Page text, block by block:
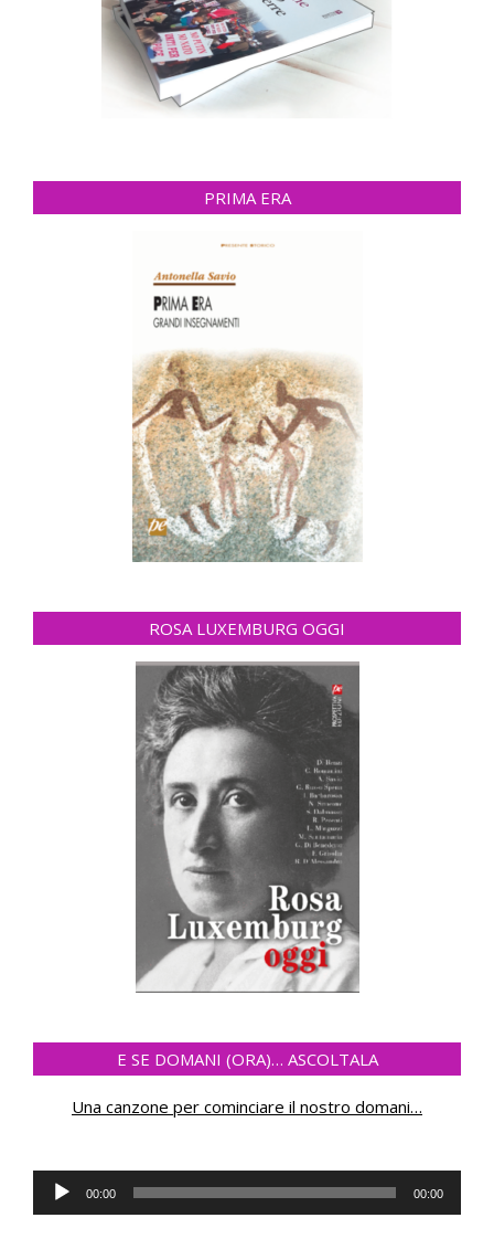
PRIMA ERA
ROSA LUXEMBURG OGGI
E SE DOMANI (ORA)… ASCOLTALA
Una canzone per cominciare il nostro domani…
Audio
Player
00:00 00:00